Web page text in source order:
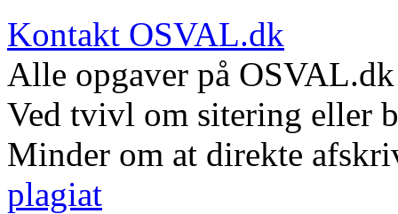
Kontakt OSVAL.dk
Alle opgaver på
Ved tvivl om sitering eller
Minder om at direkte
plagiat